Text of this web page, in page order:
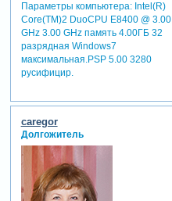
Параметры компьютера:Intel(R)
Core(TM)2 DuoCPU E8400 @ 3.00
GHz 3.00 GHz память 4.00ГБ 32
разрядная Windows7
максимальная.PSP 5.00 3280
русифицир.
caregor
Долгожитель